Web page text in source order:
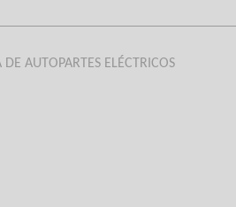
AUTOPARTES ELÉCTRICOS